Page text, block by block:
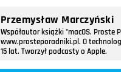
Przemysław Marczyński
Współautor książki "macOS. Proste
www.prosteporadniki.pl. O
15 lat. Tworzył podcasty o Apple.